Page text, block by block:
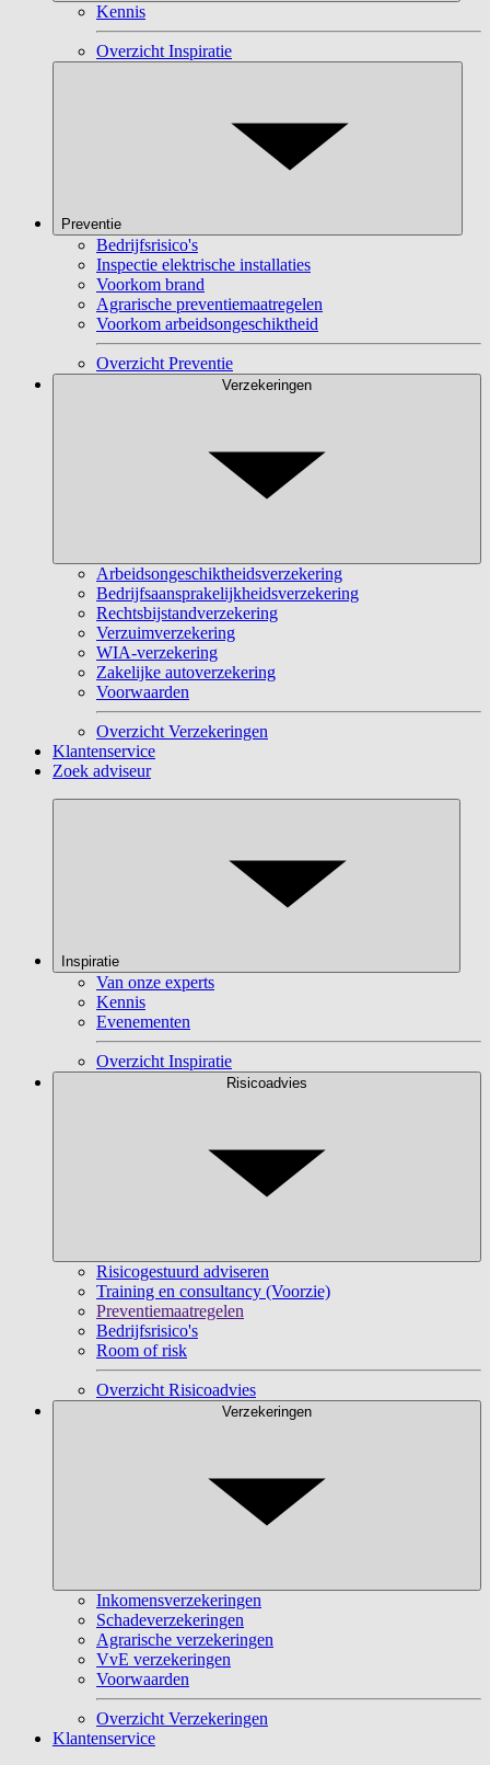
Kennis
Overzicht Inspiratie
Preventie
Bedrijfsrisico's
Inspectie elektrische installaties
Voorkom brand
Agrarische preventiemaatregelen
Voorkom arbeidsongeschiktheid
Overzicht Preventie
Verzekeringen
Arbeidsongeschiktheidsverzekering
Bedrijfsaansprakelijkheidsverzekering
Rechtsbijstandverzekering
Verzuimverzekering
WIA-verzekering
Zakelijke autoverzekering
Voorwaarden
Overzicht Verzekeringen
Klantenservice
Zoek adviseur
Inspiratie
Van onze experts
Kennis
Evenementen
Overzicht Inspiratie
Risicoadvies
Risicogestuurd adviseren
Training en consultancy (Voorzie)
Preventiemaatregelen
Bedrijfsrisico's
Room of risk
Overzicht Risicoadvies
Verzekeringen
Inkomensverzekeringen
Schadeverzekeringen
Agrarische verzekeringen
VvE verzekeringen
Voorwaarden
Overzicht Verzekeringen
Klantenservice